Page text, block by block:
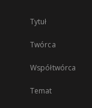
Tytuł
Twórca
Współtwórca
Temat